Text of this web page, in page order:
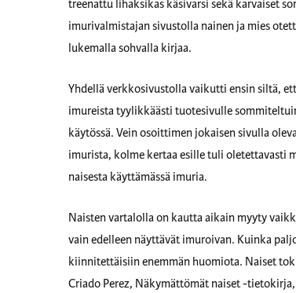
treenattu lihaksikas käsivarsi sekä karvaiset
imurivalmistajan sivustolla nainen ja mies
lukemalla sohvalla kirjaa.
Yhdellä verkkosivustolla vaikutti ensin siltä,
imureista tyylikkäästi tuotesivulle
käytössä. Vein osoittimen jokaisen sivulla
imurista, kolme kertaa esille tuli oletettavasti
naisesta käyttämässä imuria.
Naisten vartalolla on kautta aikain myyty
vain edelleen näyttävät imuroivan. Kuinka
kiinnitettäisiin enemmän huomiota. Naiset
Criado Perez, Näkymättömät naiset -